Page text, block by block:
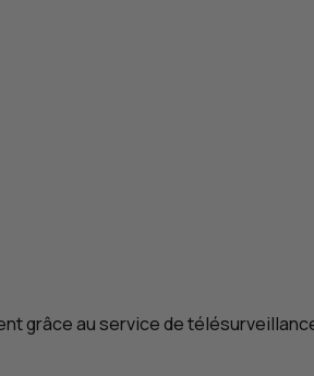
grâce au service de